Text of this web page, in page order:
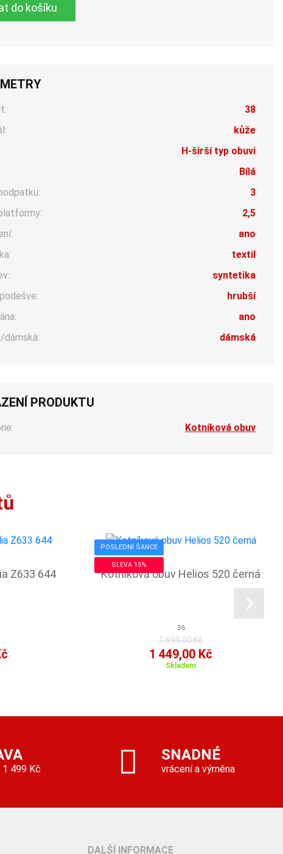
do košíku
38
kůže
H-širší typ obuvi
Bílá
3
2,5
ano
textil
syntetika
hrubší
ano
dámská:
dámská
PRODUKTU
Kotníková obuv
Z633 644
POSLEDNÍ ŠANCE
SLEVA 15%
Kotníková obuv Helios 520 černá
36
1 699,00 Kč
1 449,00 Kč
Skladem
1 499 Kč
SNADNÉ
vrácení a výměna
DALŠÍ INFORMACE